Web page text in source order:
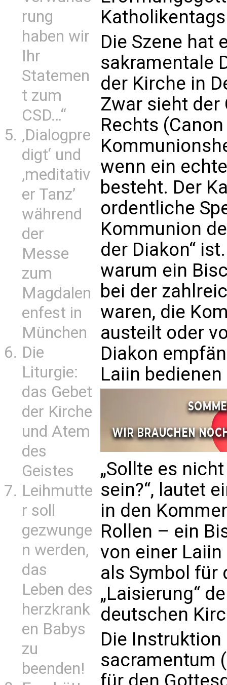
rung
haben wir
Ihr
Statemen
t zum
CSD…“
‚Dialogpre
digt‘ und
‚meditativ
er Tanz’
während
der
Messe
zum
Magdalen
enfest in
München
Die
Liturgie:
das Gebet
der Kirche
und Atem
des
Geistes
Leihmutte
r soll
gezwunge
n werden,
das
Leben des
herzkrank
en Babys
zu
beenden!
Die Szene hat
sakramentale
der Kirche in
Zwar sieht der
Rechts
wenn ein
besteht. Der
ordentliche
Kommunion
der Diakon“
warum ein
bei der
waren, die
austeilt oder
Diakon
Laiin
„Sollte es
sein?“, lautet
in den
Rollen – ein
von einer
als Symbol
„Laisierung“
deutschen
Die
sacramentum